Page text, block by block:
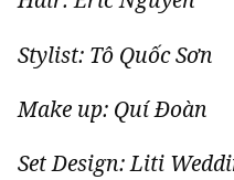
Stylist: Tô Quốc Sơn
Make up: Quí Đoàn
Set Design: Liti